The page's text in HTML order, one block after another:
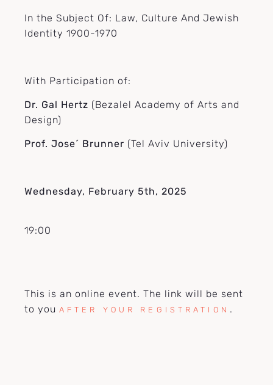
In the Subject Of: Law, Culture And Jewish
Identity 1900-1970
With Participation of:
Dr. Gal Hertz (Bezalel Academy of Arts and
Design)
Prof. Jose´ Brunner (Tel Aviv University)
Wednesday, February 5th, 2025
19:00
This is an online event. The link will be sent
to you AFTER YOUR REGISTRATION .